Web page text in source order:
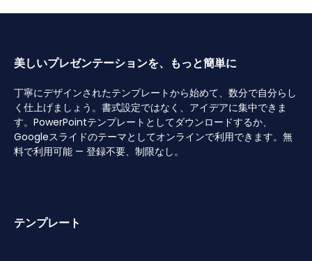
美しいプレゼンテーションを、もっと簡単に
丁寧にデザインされたテンプレートから始めて、数分で自分らし
く仕上げましょう。書式設定ではなく、アイデアに集中できま
す。PowerPointテンプレートとしてダウンロードするか、
Googleスライドのテーマとしてオンラインで利用できます。無
料で利用可能 — 登録不要、制限なし。
テンプレート